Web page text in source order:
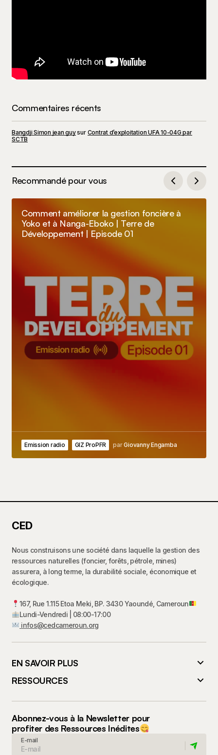
Commentaires récents
Bangdji Simon jean guysur Contrat d’exploitation UFA 10-04G par
SCTB
Recommandé pour vous
Comment améliorer la gestion foncière à
Yoko et à Nanga-Eboko | Terre de
Développement | Episode 01
Emission radio GIZ ProPFR parGiovanny Engamba
CED
Nous construisons une société dans laquelle la gestion des
ressources naturelles (foncier, forêts, pétrole, mines)
assurera, à long terme, la durabilité sociale, économique et
écologique.
167, Rue 1.115 Etoa Meki, BP. 3430 Yaoundé, Cameroun
Lundi-Vendredi | 08:00-17:00
infos@cedcameroun.org
EN SAVOIR PLUS
RESSOURCES
Abonnez-vous à la Newsletter pour
profiter des Ressources Inédites
E-mail